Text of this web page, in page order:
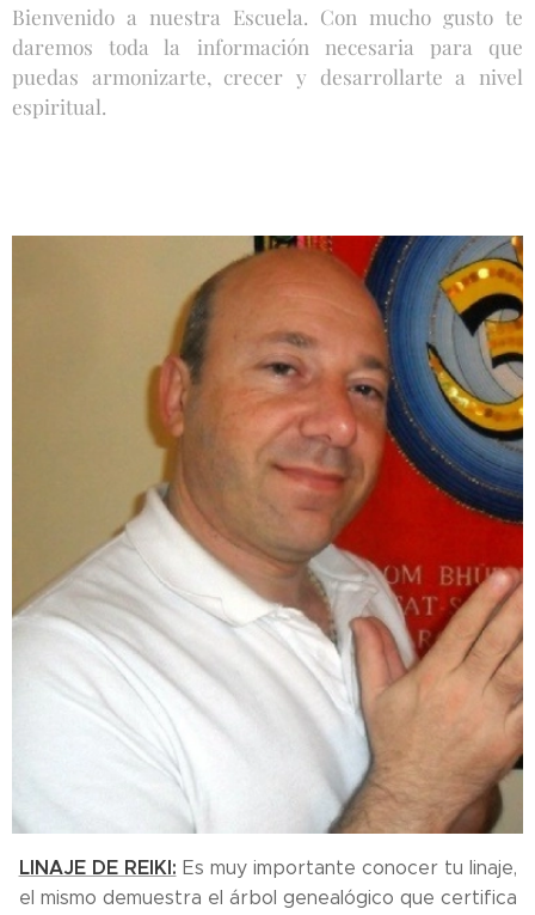
Bienvenido a nuestra Escuela. Con mucho gusto te
daremos toda la información necesaria para que
puedas armonizarte, crecer y desarrollarte a nivel
espiritual.
LINAJE DE REIKI: Es muy importante conocer tu linaje,
el mismo demuestra el árbol genealógico que certifica